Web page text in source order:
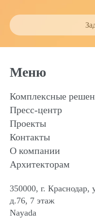
Меню
Комплексные
Пресс-центр
Проекты
Контакты
О компании
Архитекторам
350000, г. Краснодар,
д.76, 7 этаж
Nayada